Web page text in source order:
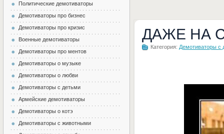
ДАЖЕ НА
Категория: Демотиваторы с
Политические демотиваторы
Демотиваторы про бизнес
Демотиваторы про кризис
Военные демотиваторы
Демотиваторы про ментов
Демотиваторы о музыке
Демотиваторы о любви
Демотиваторы с детьми
Армейские демотиваторы
Демотиваторы о котэ
Демотиваторы с животными